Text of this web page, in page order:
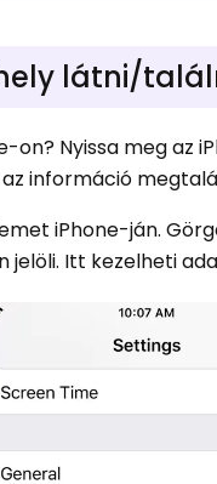
látni/
on? Nyissa meg az
információ
iPhone-ján.
jelöli. Itt kezelheti